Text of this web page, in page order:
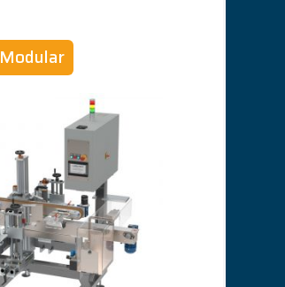
Modular